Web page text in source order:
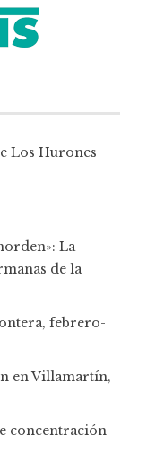
Los Hurones
La
de la
febrero-
en Villamartín,
concentración